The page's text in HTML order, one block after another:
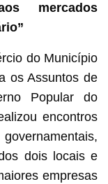
mercados
do Município
os Assuntos de
Popular do
encontros
dois locais e
empresas